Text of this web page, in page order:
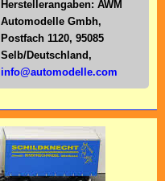
Herstellerangaben: AWM
Automodelle Gmbh,
Postfach 1120, 95085
Selb/Deutschl and,
info@automodelle.com